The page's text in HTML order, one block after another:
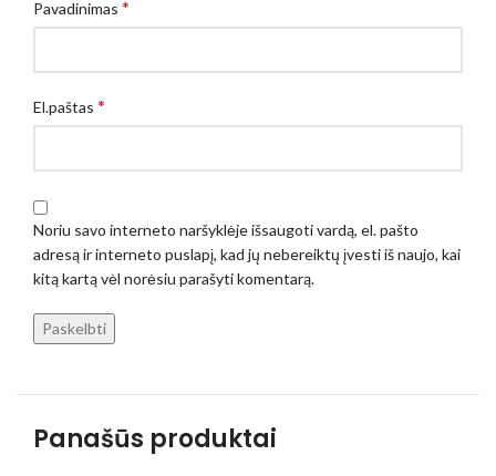
Pavadinimas *
El.paštas *
Noriu savo interneto naršyklėje išsaugoti vardą, el. pašto
adresą ir interneto puslapį, kad jų nebereiktų įvesti iš naujo, kai
kitą kartą vėl norėsiu parašyti komentarą.
Panašūs produktai